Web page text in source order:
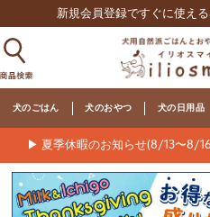
新規会員登録ですぐに使え
犬のごはん 犬のおやつ 犬の日用品
▶ 夏季休暇のお知らせ(8/13〜8/